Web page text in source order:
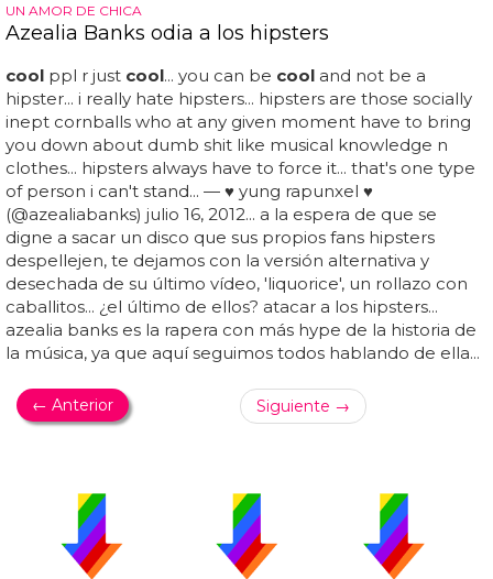
UN AMOR DE CHICA
Azealia Banks odia a los hipsters
cool ppl r just cool... you can be cool and not be a
hipster... i really hate hipsters... hipsters are those socially
inept cornballs who at any given moment have to bring
you down about dumb shit like musical knowledge n
clothes... hipsters always have to force it... that's one type
of person i can't stand... — ♥ yung rapunxel ♥
(@azealiabanks) julio 16, 2012... a la espera de que se
digne a sacar un disco que sus propios fans hipsters
despellejen, te dejamos con la versión alternativa y
desechada de su último vídeo, 'liquorice', un rollazo con
caballitos... ¿el último de ellos? atacar a los hipsters...
azealia banks es la rapera con más hype de la historia de
la música, ya que aquí seguimos todos hablando de ella...
← Anterior Siguiente →